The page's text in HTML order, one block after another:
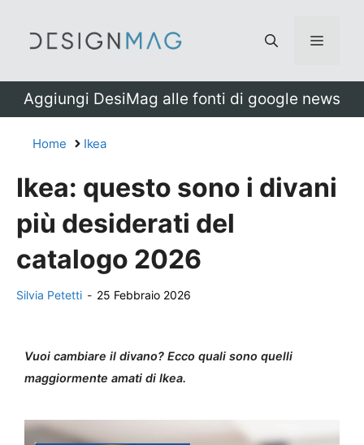
Menu
Aggiungi DesiMag alle fonti di google news
Home Ikea
Ikea: questo sono i divani
più desiderati del
catalogo 2026
Silvia Petetti - 25 Febbraio 2026
Vuoi cambiare il divano? Ecco quali sono quelli
maggiormente amati di Ikea.